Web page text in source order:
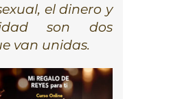
el dinero y
son dos
van unidas.